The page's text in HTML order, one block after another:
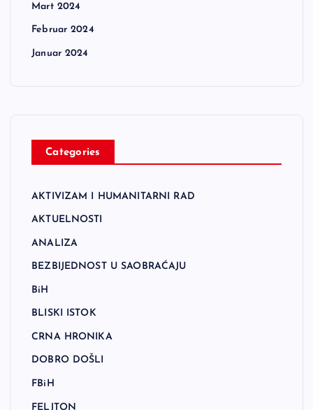
Mart 2024
Februar 2024
Januar 2024
Categories
AKTIVIZAM I HUMANITARNI RAD
AKTUELNOSTI
ANALIZA
BEZBIJEDNOST U SAOBRAĆAJU
BiH
BLISKI ISTOK
CRNA HRONIKA
DOBRO DOŠLI
FBiH
FELJTON